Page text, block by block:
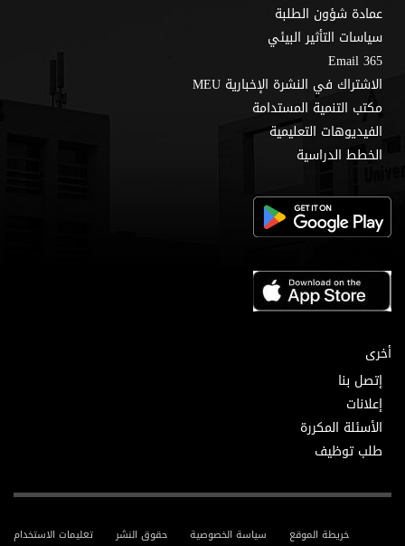
عمادة شؤون الطلبة
سياسات التأثير البيئي
Email 365
الاشتراك في النشرة الإخبارية MEU
مكتب التنمية المستدامة
الفيديوهات التعليمية
الخطط الدراسية
أخرى
إتصل بنا
إعلانات
الأسئلة المكررة
طلب توظيف
تعليمات الاستخدام حقوق النشر سياسة الخصوصية خريطة الموقع